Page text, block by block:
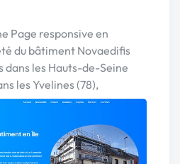
Page responsive en
du bâtiment Novaedifis
dans les Hauts-de-Seine
les Yvelines (78),